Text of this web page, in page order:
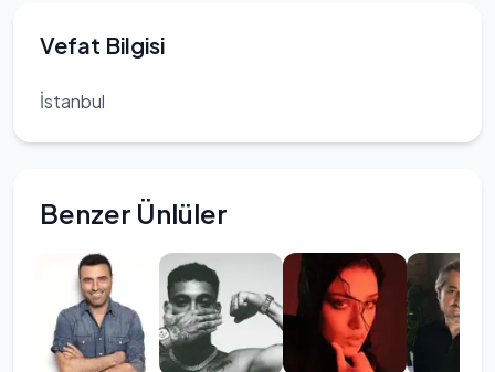
Vefat Bilgisi
İstanbul
Benzer Ünlüler